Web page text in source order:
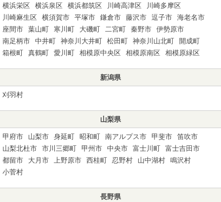
横浜栄区
横浜泉区 横浜都筑区 川崎高津区
川崎多摩区
川崎麻生区
横須賀市 平塚市 鎌倉市 藤沢市 逗子市
海老名市
座間市
葉山町 寒川町 大磯町 二宮町 秦野市
伊勢原市
南足柄市
中井町 神奈川大井町 松田町 神奈川山北町
開成町
箱根町
真鶴町 愛川町 相模原中央区 相模原南区 相模原緑区
新潟県
刈羽村
山梨県
甲府市 山梨市 身延町 昭和町 南アルプス市 甲斐市
笛吹市
山梨北杜市
市川三郷町 甲州市 中央市 富士川町
富士吉田市
都留市
大月市 上野原市 西桂町 忍野村 山中湖村
鳴沢村
小菅村
長野県